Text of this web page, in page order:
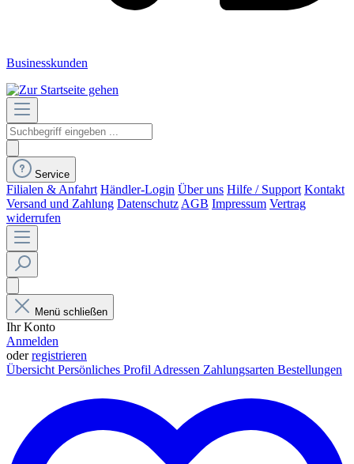
Businesskunden
Service
Filialen & Anfahrt Händler-Login Über uns Hilfe / Support Kontakt
Versand und Zahlung Datenschutz AGB Impressum Vertrag
widerrufen
Menü schließen
Ihr Konto
Anmelden
oderregistrieren
Übersicht Persönliches Profil Adressen Zahlungsarten Bestellungen